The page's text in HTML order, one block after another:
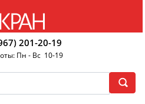
201-20-19
Пн - Вс 10-19